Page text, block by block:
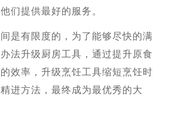
们提供最好的服务。
是有限度的，为了能够尽快的满
法升级厨房工具，通过提升原食
效率，升级烹饪工具缩短烹饪时
进方法，最终成为最优秀的大